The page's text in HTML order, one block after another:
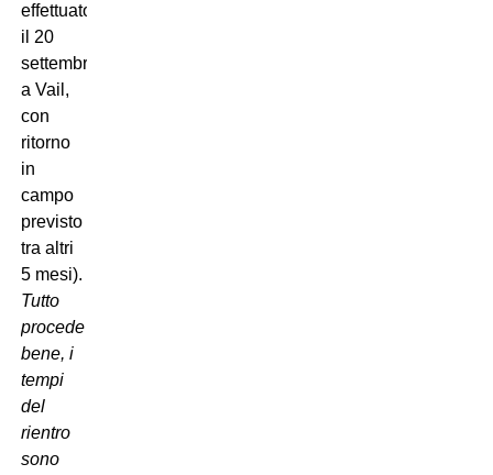
effettuato
il 20
settembre
a Vail,
con
ritorno
in
campo
previsto
tra altri
5 mesi).
Tutto
procede
bene, i
tempi
del
rientro
sono